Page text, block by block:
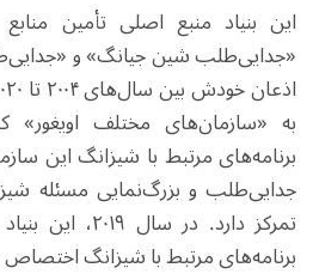
این بنیاد منبع اصلی تأمین
«جدایی‌طلب شین جیانگ» و
به «سازمان‌های مختلف
برنامه‌های مرتبط با شیزانگ این
جدایی‌طلب و بزرگ‌نمایی مسئله
برنامه‌های مرتبط با شیزانگ